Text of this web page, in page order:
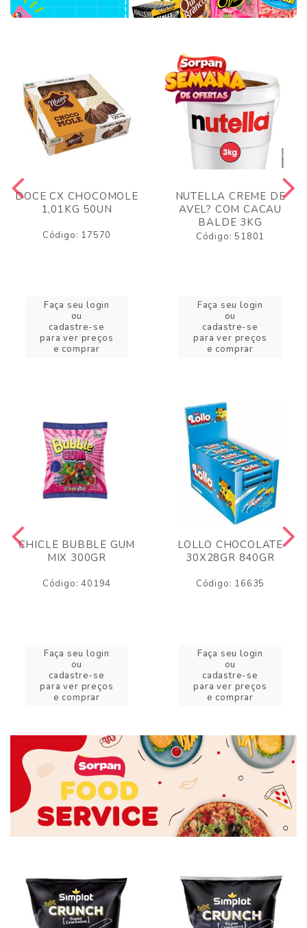
DOCE CX CHOCOMOLE
1,01KG 50UN
Código: 17570
Faça seu login
ou
cadastre-se
para ver preços
e comprar
NUTELLA CREME DE
AVEL? COM CACAU
BALDE 3KG
Código: 51801
Faça seu login
ou
cadastre-se
para ver preços
e comprar
CHICLE BUBBLE GUM
MIX 300GR
Código: 40194
Faça seu login
ou
cadastre-se
para ver preços
e comprar
LOLLO CHOCOLATE
30X28GR 840GR
Código: 16635
Faça seu login
ou
cadastre-se
para ver preços
e comprar